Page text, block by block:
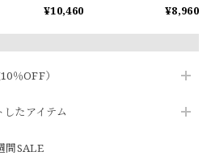
％OFF）
たアイテム
間SALE
¥10,460 ¥8,960